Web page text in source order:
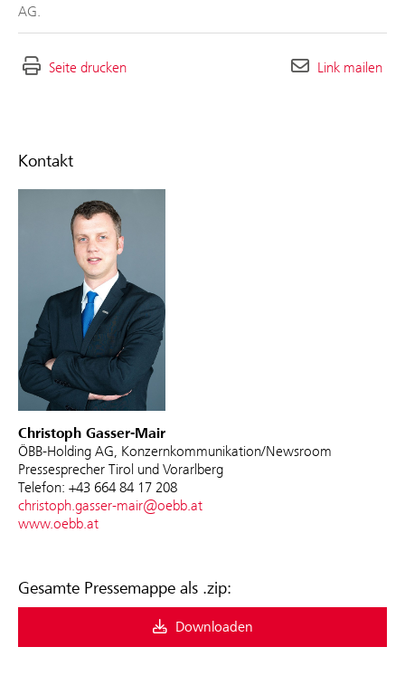
Kontakt
Christoph Gasser-Mair
ÖBB-Holding AG, Konzernkommunikation/Newsroom
Pressesprecher Tirol und Vorarlberg
Telefon: +43 664 84 17 208
christoph.gasser-mair@oebb.at
www.oebb.at
Gesamte Pressemappe als .zip:
Downloaden
AG.
Seite drucken Link mailen